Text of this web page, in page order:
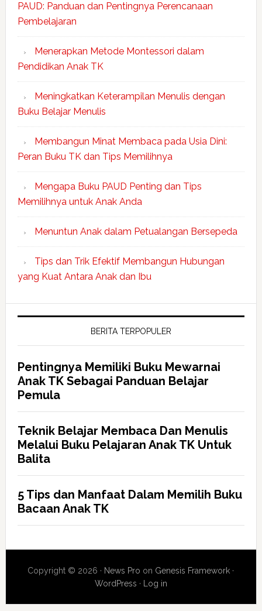
PAUD: Panduan dan Pentingnya Perencanaan
Pembelajaran
Menerapkan Metode Montessori dalam
Pendidikan Anak TK
Meningkatkan Keterampilan Menulis dengan
Buku Belajar Menulis
Membangun Minat Membaca pada Usia Dini:
Peran Buku TK dan Tips Memilihnya
Mengapa Buku PAUD Penting dan Tips
Memilihnya untuk Anak Anda
Menuntun Anak dalam Petualangan Bersepeda
Tips dan Trik Efektif Membangun Hubungan
yang Kuat Antara Anak dan Ibu
BERITA TERPOPULER
Pentingnya Memiliki Buku Mewarnai
Anak TK Sebagai Panduan Belajar
Pemula
Teknik Belajar Membaca Dan Menulis
Melalui Buku Pelajaran Anak TK Untuk
Balita
5 Tips dan Manfaat Dalam Memilih Buku
Bacaan Anak TK
Copyright © 2026 · News Pro on Genesis Framework ·
WordPress · Log in